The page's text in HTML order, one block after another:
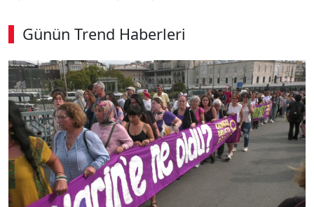
Günün Trend Haberleri